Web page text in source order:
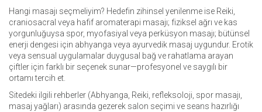
Hangi masajı seçmeliyim? Hedefin zihinsel yenilenme ise Reiki,
craniosacral veya hafif aromaterapi masajı; fiziksel ağrı ve kas
yorgunluğuysa spor, myofasiyal veya perküsyon masajı; bütünsel
enerji dengesi için abhyanga veya ayurvedik masaj uygundur. Erotik
veya sensual uygulamalar duygusal bağ ve rahatlama arayan
çiftler için farklı bir seçenek sunar—profesyonel ve saygılı bir
ortamı tercih et.
Sitedeki ilgili rehberler (Abhyanga, Reiki, refleksoloji, spor masajı,
masaj yağları) arasında gezerek salon seçimi ve seans hazırlığı